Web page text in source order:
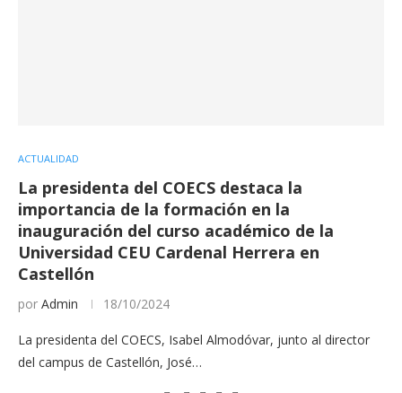
ACTUALIDAD
La presidenta del COECS destaca la
importancia de la formación en la
inauguración del curso académico de la
Universidad CEU Cardenal Herrera en
Castellón
por Admin 18/10/2024
La presidenta del COECS, Isabel Almodóvar, junto al director
del campus de Castellón, José…